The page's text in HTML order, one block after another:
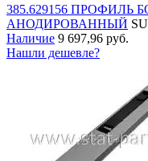
385.629156
АНОДИРОВАННЫЙ
Наличие 9 697,96 руб.
Нашли дешевле?